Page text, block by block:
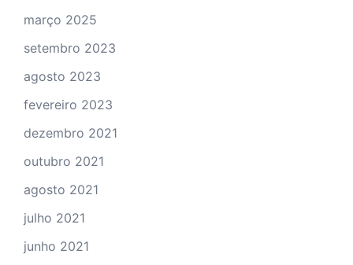
março 2025
setembro 2023
agosto 2023
fevereiro 2023
dezembro 2021
outubro 2021
agosto 2021
julho 2021
junho 2021